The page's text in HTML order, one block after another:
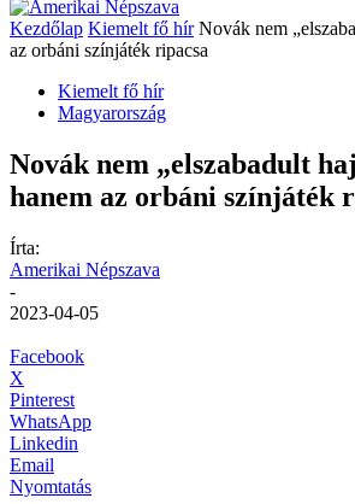
Kezdőlap Kiemelt fő hír Novák nem
az orbáni színjáték ripacsa
Kiemelt fő hír
Magyarország
Novák nem „elszabadult
hanem az orbáni színjáték
Írta:
Amerikai Népszava
-
2023-04-05
Facebook
X
Pinterest
WhatsApp
Linkedin
Email
Nyomtatás